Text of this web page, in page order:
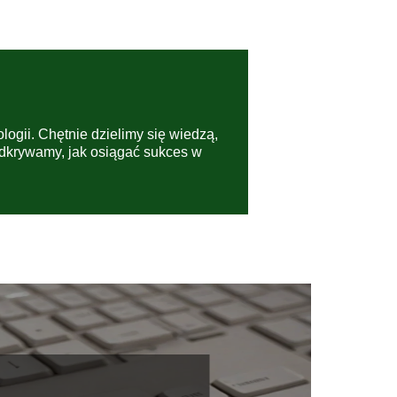
Chętnie dzielimy się wiedzą,
jak osiągać sukces w